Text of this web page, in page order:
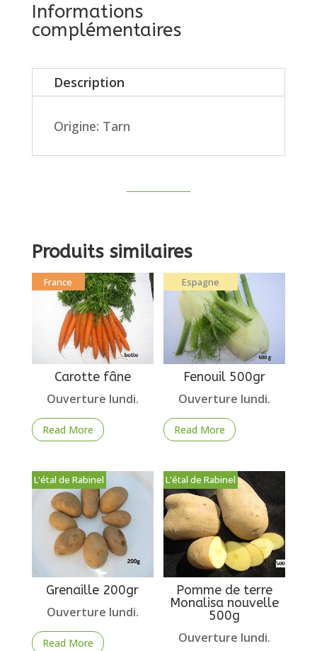
Informations
complémentaires
Description
Origine: Tarn
Produits similaires
France
Carotte fâne
Ouverture lundi.
Read More
Espagne
Fenouil 500gr
Ouverture lundi.
Read More
L'étal de Rabinel
Grenaille 200gr
Ouverture lundi.
Read More
L'étal de Rabinel
Pomme de terre
Monalisa nouvelle
500g
Ouverture lundi.